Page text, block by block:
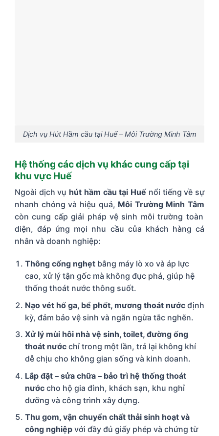
Dịch vụ Hút Hầm cầu tại Huế – Môi Trường Minh Tâm
Hệ thống các dịch vụ khác cung cấp tại
khu vực Huế
Ngoài dịch vụ hút hầm cầu tại Huế nổi tiếng về sự
nhanh chóng và hiệu quả, Môi Trường Minh Tâm
còn cung cấp giải pháp vệ sinh môi trường toàn
diện, đáp ứng mọi nhu cầu của khách hàng cá
nhân và doanh nghiệp:
Thông cống nghẹtbằng máy lò xo và áp lực
cao, xử lý tận gốc mà không đục phá, giúp hệ
thống thoát nước thông suốt.
Nạo vét hố ga, bể phốt, mương thoát nướcđịnh
kỳ, đảm bảo vệ sinh và ngăn ngừa tắc nghẽn.
Xử lý mùi hôi nhà vệ sinh, toilet, đường ống
thoát nướcchỉ trong một lần, trả lại không khí
dễ chịu cho không gian sống và kinh doanh.
Lắp đặt – sửa chữa – bảo trì hệ thống thoát
nướccho hộ gia đình, khách sạn, khu nghỉ
dưỡng và công trình xây dựng.
Thu gom, vận chuyển chất thải sinh hoạt và
công nghiệpvới đầy đủ giấy phép và chứng từ